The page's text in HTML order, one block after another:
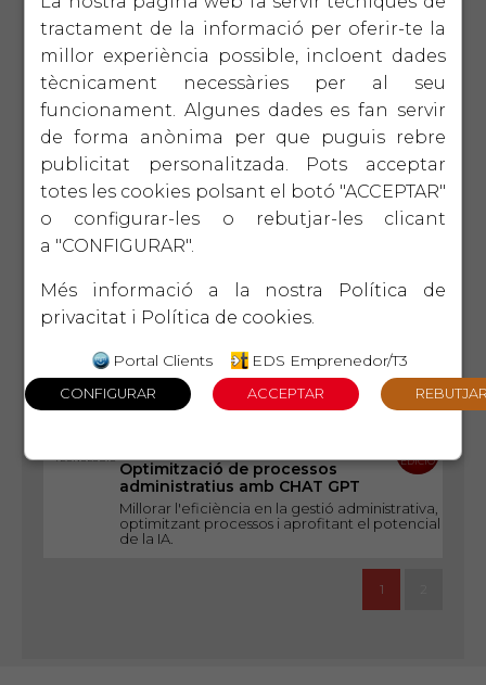
VERTICALS
1 d'octubre
El protocol familiar
La perdurabilitat de l'empresa familiar passa
pel diàleg intergeneracional en base a la
CONFIANÇA i el COMPROMÍS.
5ª
EDICIÓ
EIX
15 d'octubre
Introducció a la intel ligència
Què és ChatGPT i com ens pot ajudar a
optimitzar la gestió?
2ª
LIDERATGE
22 d'octubre
Eines de gestió per a
Donar les eines necessàries per desenvolupar
habilitats bàsiques, motivar, guiar i
desenvolupar persones i equips de treball
TECNOLÒGIC
Optimització de processos
administratius amb CHAT GPT
Millorar l'eficiència en la gestió administrativa,
optimitzant processos i aprofitant el potencial
de la IA.
EDICIÓ
1
tractament de la informació per oferir-te la
millor experiència possible, incloent dades
tècnicament necessàries per al seu
funcionament. Algunes dades es fan servir
de forma anònima per que puguis rebre
publicitat personalitzada. Pots acceptar
totes les cookies polsant el botó "ACCEPTAR"
o configurar-les o rebutjar-les clicant
a "CONFIGURAR".
Més informació a la nostra
Política de
privacitat i Política de cookies.
Portal Clients EDS Emprenedor/T3